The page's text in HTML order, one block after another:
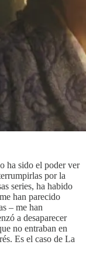
ha sido el poder ver
por la
series, ha habido
han parecido
– me han
a desaparecer
no entraban en
Es el caso de La